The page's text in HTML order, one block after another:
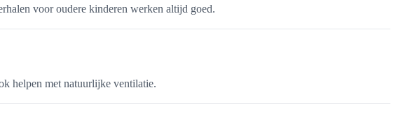
voor oudere kinderen werken altijd goed.
helpen met natuurlijke ventilatie.